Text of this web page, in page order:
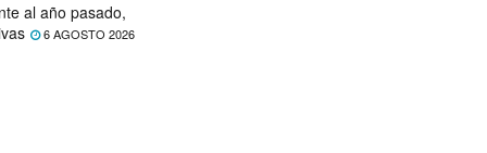
al año pasado,
6 AGOSTO 2026